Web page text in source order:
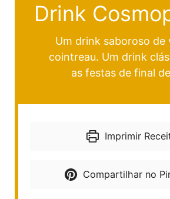
Drink
Um drink saboroso de
cointreau. Um drink
as festas de final
Imprimir
Compartilhar no